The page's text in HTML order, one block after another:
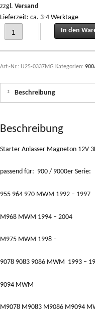
zzgl. Versand
Lieferzeit: ca. 3-4 Werktage
Starter Anlasser Magneton 12V
In den
Art.-Nr.: U25-0337MG Kategorien:
Beschreibung
Beschreibung
Starter Anlasser Magneton 12V
passend für: 900 / 9000er Serie:
955 964 970 MWM 1992 – 1997
M968 MWM 1994 – 2004
M975 MWM 1998 –
9078 9083 9086 MWM 1993 –
9094 MWM
M9078 M9083 M9086 M9094